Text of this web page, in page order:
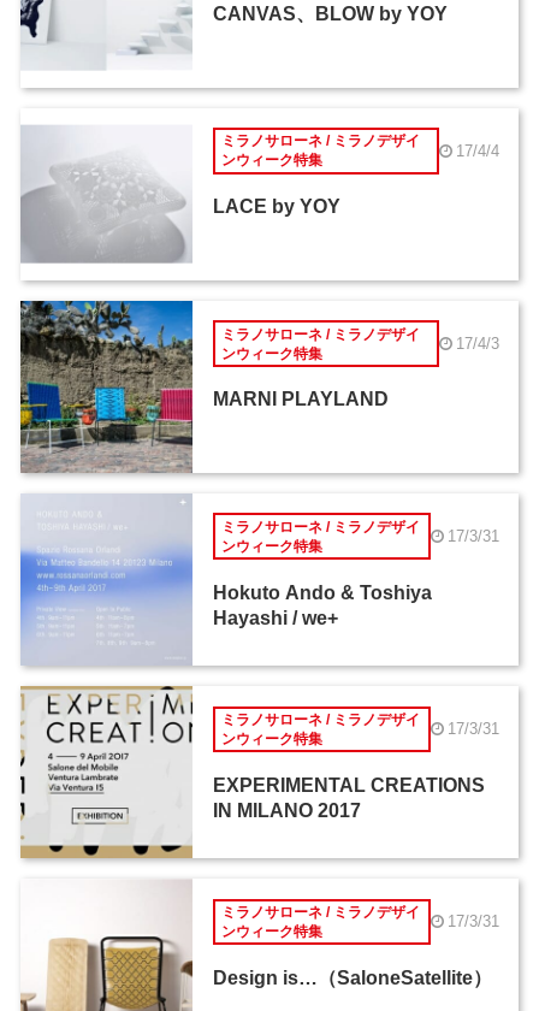
CANVAS、BLOW by YOY
ミラノサローネ / ミラノデザイ
ンウィーク特集
17/4/4
LACE by YOY
ミラノサローネ / ミラノデザイ
ンウィーク特集
17/4/3
MARNI PLAYLAND
ミラノサローネ / ミラノデザイ
ンウィーク特集
17/3/31
Hokuto Ando & Toshiya
Hayashi / we+
ミラノサローネ / ミラノデザイ
ンウィーク特集
17/3/31
EXPERIMENTAL CREATIONS
IN MILANO 2017
ミラノサローネ / ミラノデザイ
ンウィーク特集
17/3/31
Design is…（SaloneSatellite）